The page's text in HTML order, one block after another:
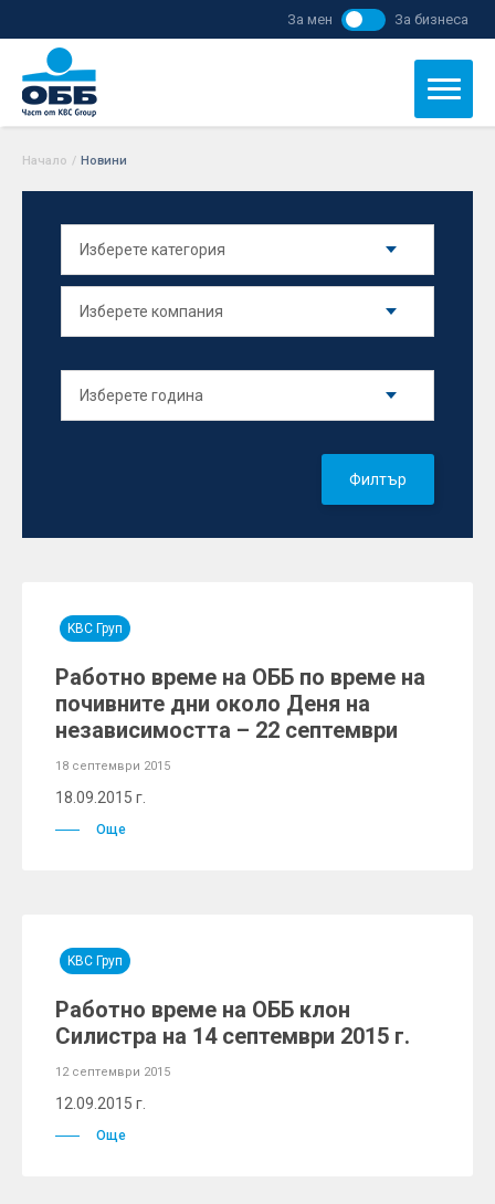
За мен За бизнеса
Начало / Новини
Филтър
KBC Груп
Работно време на ОББ по време на
почивните дни около Деня на
независимостта – 22 септември
18 септември 2015
18.09.2015 г.
Още
KBC Груп
Работно време на ОББ клон
Силистра на 14 септември 2015 г.
12 септември 2015
12.09.2015 г.
Още